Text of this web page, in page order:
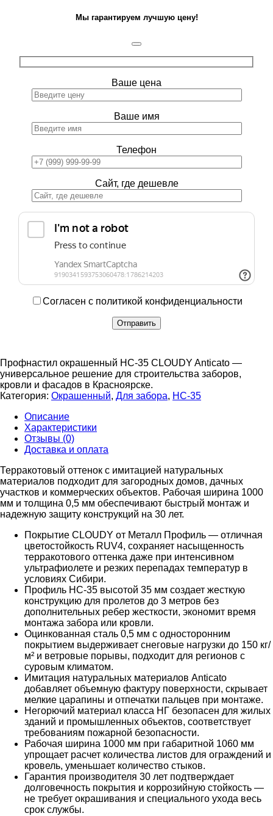
Мы гарантируем лучшую цену!
Ваше цена
Ваше имя
Телефон
Сайт, где дешевле
Согласен с политикой конфиденциальности
Профнастил окрашенный НС-35 CLOUDY Anticato —
универсальное решение для строительства заборов,
кровли и фасадов в Красноярске.
Категория: Окрашенный, Для забора, НС-35
Описание
Характеристики
Отзывы (0)
Доставка и оплата
Терракотовый оттенок с имитацией натуральных
материалов подходит для загородных домов, дачных
участков и коммерческих объектов. Рабочая ширина 1000
мм и толщина 0,5 мм обеспечивают быстрый монтаж и
надежную защиту конструкций на 30 лет.
Покрытие CLOUDY от Металл Профиль — отличная
цветостойкость RUV4, сохраняет насыщенность
терракотового оттенка даже при интенсивном
ультрафиолете и резких перепадах температур в
условиях Сибири.
Профиль НС-35 высотой 35 мм создает жесткую
конструкцию для пролетов до 3 метров без
дополнительных ребер жесткости, экономит время
монтажа забора или кровли.
Оцинкованная сталь 0,5 мм с односторонним
покрытием выдерживает снеговые нагрузки до 150 кг/
м² и ветровые порывы, подходит для регионов с
суровым климатом.
Имитация натуральных материалов Anticato
добавляет объемную фактуру поверхности, скрывает
мелкие царапины и отпечатки пальцев при монтаже.
Негорючий материал класса НГ безопасен для жилых
зданий и промышленных объектов, соответствует
требованиям пожарной безопасности.
Рабочая ширина 1000 мм при габаритной 1060 мм
упрощает расчет количества листов для ограждений и
кровель, уменьшает количество стыков.
Гарантия производителя 30 лет подтверждает
долговечность покрытия и коррозийную стойкость —
не требует окрашивания и специального ухода весь
срок службы.